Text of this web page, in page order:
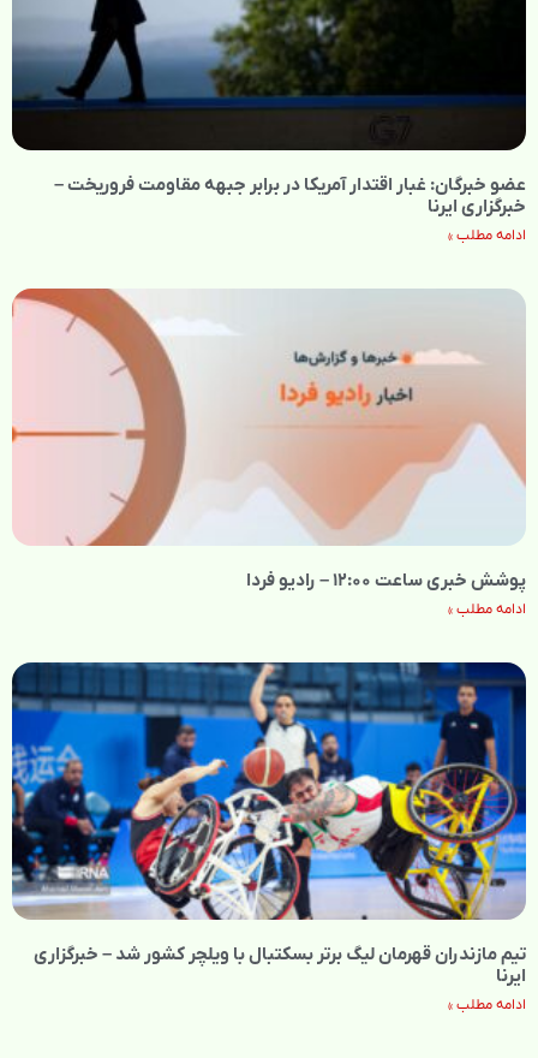
عضو خبرگان: غبار اقتدار آمریکا در برابر جبهه مقاومت فروریخت –
خبرگزاری ایرنا
ادامه مطلب »
پوشش خبری ساعت ۱۲:۰۰ – رادیو فردا
ادامه مطلب »
تیم مازندران قهرمان لیگ برتر بسکتبال با ویلچر کشور شد – خبرگزاری
ایرنا
ادامه مطلب »